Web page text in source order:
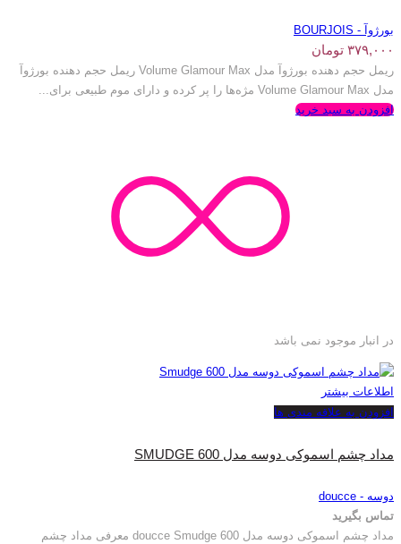
بورژوآ - BOURJOIS
۳۷۹,۰۰۰ تومان
ریمل حجم دهنده بورژوآ مدل Volume Glamour Max ریمل حجم دهنده بورژوآ
مدل Volume Glamour Max مژه‌ها را پر کرده و دارای موم طبیعی برای...
افزودن به سبد خرید
در انبار موجود نمی باشد
اطلاعات بیشتر
افزودن به علاقه مندی ها
مداد چشم اسموکی دوسه مدل SMUDGE 600
دوسه - doucce
تماس بگیرید
مداد چشم اسموکی دوسه مدل doucce Smudge 600 معرفی مداد چشم